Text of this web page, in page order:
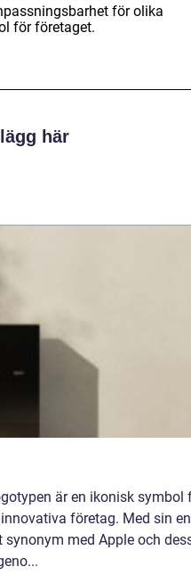
för olika
för företaget.
här
är en ikonisk symbol
företag. Med sin
med Apple och